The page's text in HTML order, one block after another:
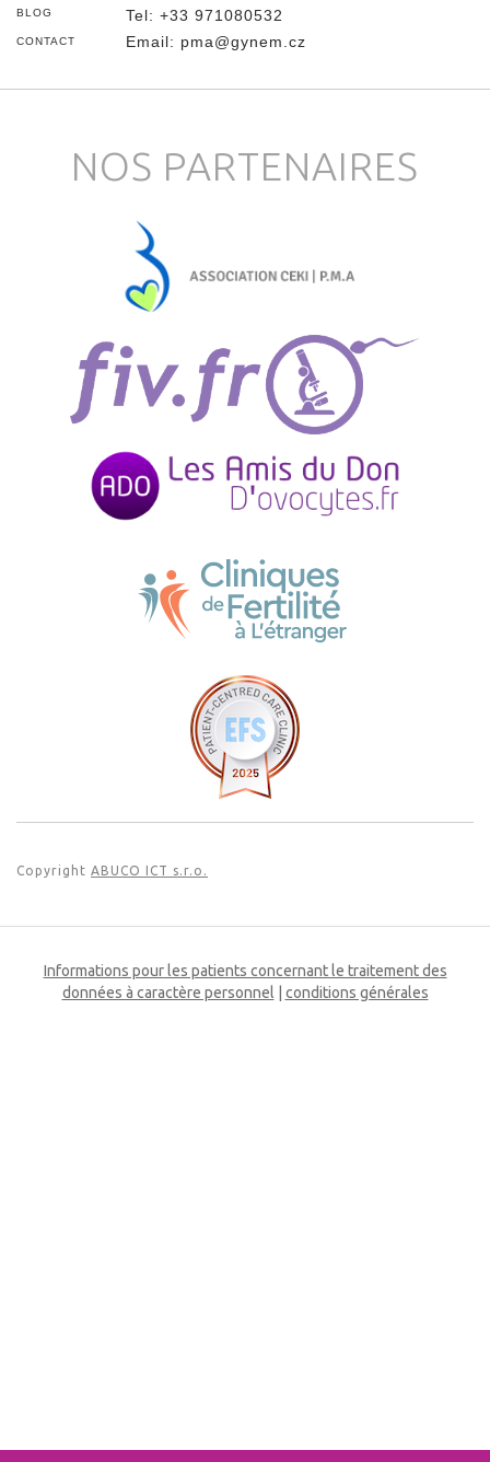
BLOG
CONTACT
Tel: +33 971080532
Email: pma@gynem.cz
NOS PARTENAIRES
Copyright ABUCO ICT s.r.o.
Informations pour les patients concernant le traitement des
données à caractère personnel
conditions générales